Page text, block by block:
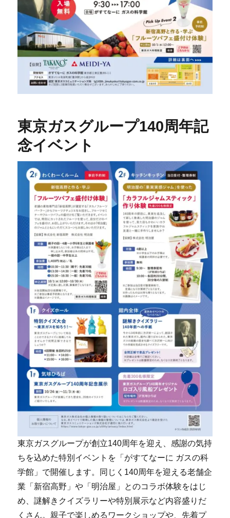
東京ガスグループ140周年記
念イベント
東京ガスグループが創立140周年を迎え、感謝の気持
ちを込めた特別イベントを「がすてなーに ガスの科
学館」で開催します。同じく140周年を迎える老舗企
業「新宿高野」や「明治屋」とのコラボ体験をはじ
め、謎解きクイズラリーや特別展示など内容盛りだ
くさん。親子で楽しめるワークショップや、先着プ